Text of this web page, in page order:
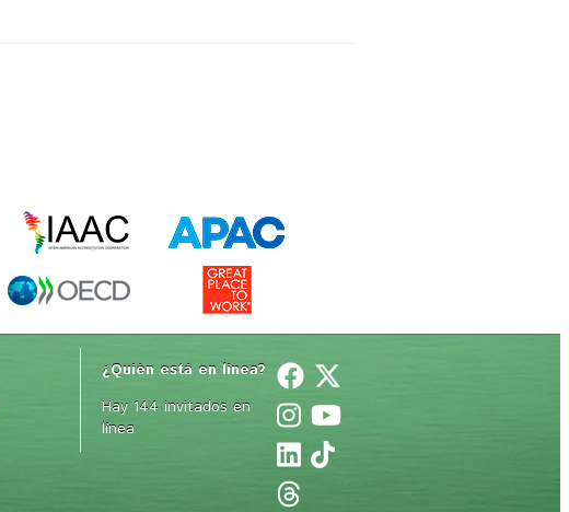
¿Quién está en línea?
Hay 144 invitados en
línea